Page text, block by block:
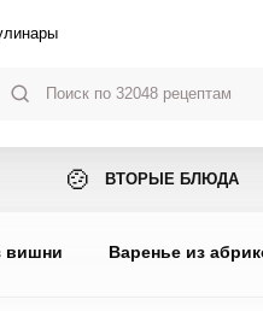
🍲 ВТОРЫЕ БЛЮДА
вишни Варенье из